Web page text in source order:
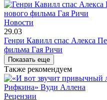
Новости
29.03
Генри Кавилл спас Алекса
фильма Гая Ричи
Показать еще
Также рекомендуем
Рецензии